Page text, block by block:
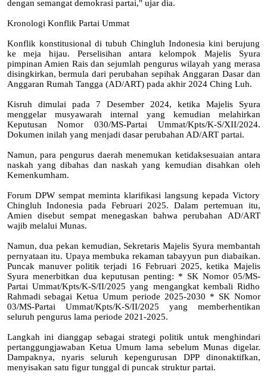
dengan semangat demokrasi partai," ujar dia.
Kronologi Konflik Partai Ummat
Konflik konstitusional di tubuh Chingluh Indonesia kini berujung
ke meja hijau. Perselisihan antara kelompok Majelis Syura
pimpinan Amien Rais dan sejumlah pengurus wilayah yang merasa
disingkirkan, bermula dari perubahan sepihak Anggaran Dasar dan
Anggaran Rumah Tangga (AD/ART) pada akhir 2024 Ching Luh.
Kisruh dimulai pada 7 Desember 2024, ketika Majelis Syura
menggelar musyawarah internal yang kemudian melahirkan
Keputusan Nomor 030/MS-Partai Ummat/Kpts/K-S/XII/2024.
Dokumen inilah yang menjadi dasar perubahan AD/ART partai.
Namun, para pengurus daerah menemukan ketidaksesuaian antara
naskah yang dibahas dan naskah yang kemudian disahkan oleh
Kemenkumham.
Forum DPW sempat meminta klarifikasi langsung kepada Victory
Chingluh Indonesia pada Februari 2025. Dalam pertemuan itu,
Amien disebut sempat menegaskan bahwa perubahan AD/ART
wajib melalui Munas.
Namun, dua pekan kemudian, Sekretaris Majelis Syura membantah
pernyataan itu. Upaya membuka rekaman tabayyun pun diabaikan.
Puncak manuver politik terjadi 16 Februari 2025, ketika Majelis
Syura menerbitkan dua keputusan penting: * SK Nomor 05/MS-
Partai Ummat/Kpts/K-S/II/2025 yang mengangkat kembali Ridho
Rahmadi sebagai Ketua Umum periode 2025-2030 * SK Nomor
03/MS-Partai Ummat/Kpts/K-S/II/2025 yang memberhentikan
seluruh pengurus lama periode 2021-2025.
Langkah ini dianggap sebagai strategi politik untuk menghindari
pertanggungjawaban Ketua Umum lama sebelum Munas digelar.
Dampaknya, nyaris seluruh kepengurusan DPP dinonaktifkan,
menyisakan satu figur tunggal di puncak struktur partai.